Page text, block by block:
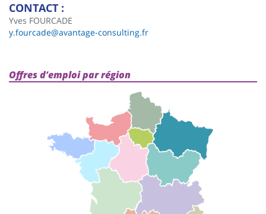
CONTACT :
Yves FOURCADE
y.fourcade@avantage-consulting.fr
Offres d’emploi par région